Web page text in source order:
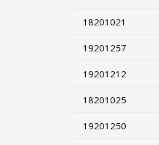
18201021
19201257
19201212
18201025
19201250